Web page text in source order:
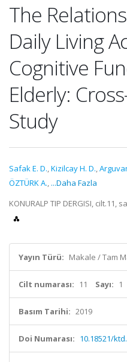
The
Daily Living
Cognitive
Elderly:
Study
Safak E. D.,Kizilcay H. D.,
ÖZTÜRK A., ...Daha Fazla
KONURALP TIP DERGISI, cilt.11,
Yayın Türü: Makale / Tam
Cilt numarası: 11 Sayı: 1
Basım Tarihi: 2019
Doi Numarası: 10.18521/